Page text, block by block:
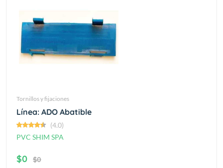
Tornillos y fijaciones
Línea: ADO Abatible
(4.0)
PVC SHIM SPA
$0 $0